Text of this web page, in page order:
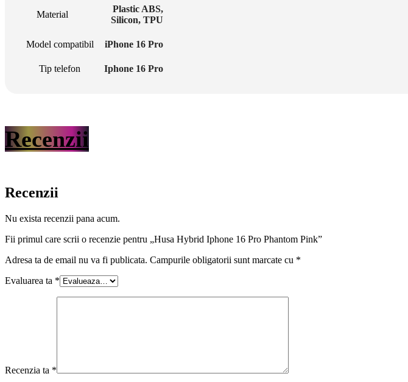
Material
Plastic ABS,
Silicon, TPU
Model compatibil iPhone 16 Pro
Tip telefon Iphone 16 Pro
Recenzii
Recenzii
Nu exista recenzii pana acum.
Fii primul care scrii o recenzie pentru „Husa Hybrid Iphone 16 Pro Phantom Pink”
Adresa ta de email nu va fi publicata. Campurile obligatorii sunt marcate cu *
Evaluarea ta *
Recenzia ta *